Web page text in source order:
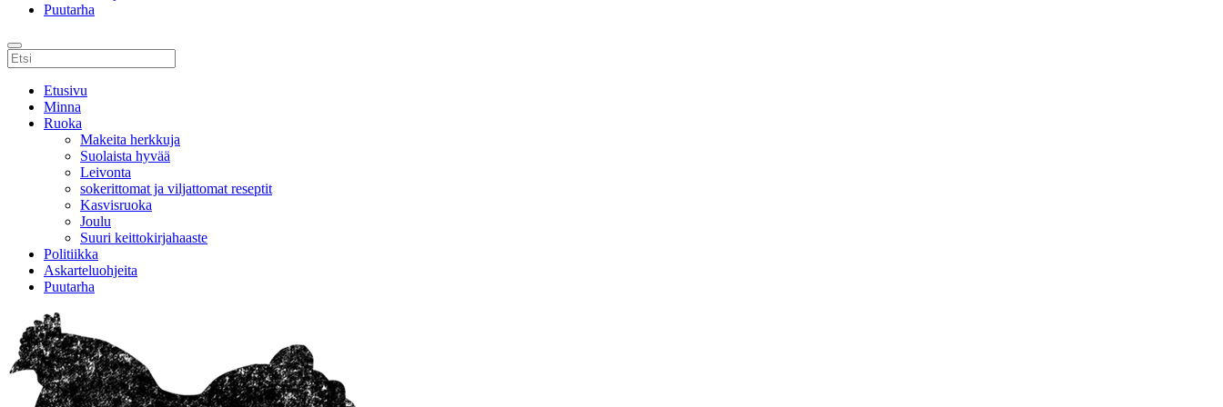
Puutarha
Etusivu
Minna
Ruoka
Makeita herkkuja
Suolaista hyvää
Leivonta
sokerittomat ja viljattomat reseptit
Kasvisruoka
Joulu
Suuri keittokirjahaaste
Politiikka
Askarteluohjeita
Puutarha